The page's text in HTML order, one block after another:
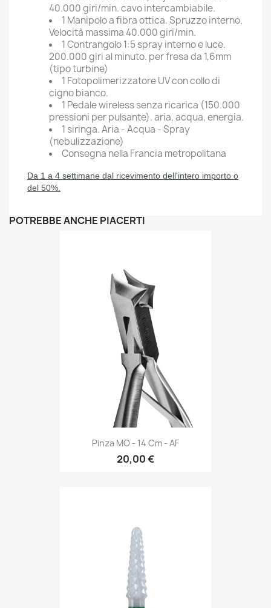
40.000 giri/min. cavo intercambiabile.
1 Manipolo a fibra ottica. Spruzzo interno.
Velocità massima 40.000 giri/min.
1 Contrangolo 1:5 spray interno e luce.
200.000 giri al minuto. per fresa da 1,6mm
(tipo turbine)
1 Fotopolimerizzatore UV con collo di
cigno bianco.
1 Pedale wireless senza ricarica (150.000
pressioni per pulsante). aria, acqua, energia.
1 siringa. Aria - Acqua - Spray
(nebulizzazione)
Consegna nella Francia metropolitana
Da 1 a 4 settimane dal ricevimento dell'intero importo o
del 50%.
POTREBBE ANCHE PIACERTI
Pinza MO - 14 Cm - AF
20,00 €